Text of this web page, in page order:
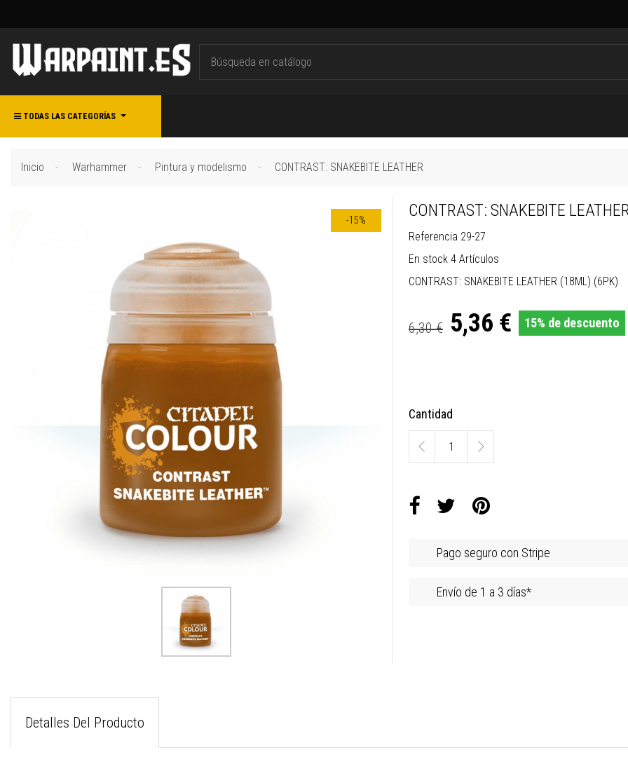
TODAS LAS CATEGORÍAS
Inicio Warhammer Pintura y modelismo CONTRAST: SNAKEBITE LEATHER
-15%
CONTRAST: SNAKEBITE
Referencia 29-27
En stock 4 Artículos
CONTRAST: SNAKEBITE LEATHER (18ML) (6PK)
6,30 € 5,36 € 15% de descuento
Cantidad
Pago seguro con Stripe
Envío de 1 a 3 días*
Detalles Del Producto